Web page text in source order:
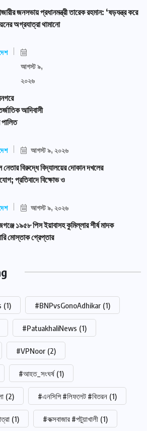
জনসভায় প্রধানমন্ত্রী তারেক রহমান: ‘ষড়যন্ত্র করে
অগ্রযাত্রা থামানো
আগস্ট ৯,
২০২৬
আদিবাসী
আগস্ট ৯, ২০২৬
নেতার বিরুদ্ধে বিদ্যালয়ের দোকান দখলের
প্রতিবাদে বিক্ষোভ ও
আগস্ট ৯, ২০২৬
১৯৫৮ পিস ইয়াবাসহ কুমিল্লার শীর্ষ মাদক
মোস্তাক গ্রেপ্তার
(1) #BNPvsGonoAdhikar (1)
#PatuakhaliNews (1)
#VPNoor (2)
#আহত_সংঘর্ষ (1)
(2) #এনসিপি #লিফলেট #বিতরন (1)
(1) #কক্সবাজার #পটুয়াখালী (1)